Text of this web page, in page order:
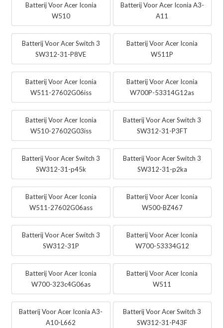
Batterij Voor Acer Iconia
W510
Batterij Voor Acer Iconia A3-
A11
Batterij Voor Acer Switch 3
SW312-31-P8VE
Batterij Voor Acer Iconia
W511P
Batterij Voor Acer Iconia
W511-27602G06iss
Batterij Voor Acer Iconia
W700P-53314G12as
Batterij Voor Acer Iconia
W510-27602G03iss
Batterij Voor Acer Switch 3
SW312-31-P3FT
Batterij Voor Acer Switch 3
SW312-31-p45k
Batterij Voor Acer Switch 3
SW312-31-p2ka
Batterij Voor Acer Iconia
W511-27602G06ass
Batterij Voor Acer Iconia
W500-BZ467
Batterij Voor Acer Switch 3
SW312-31P
Batterij Voor Acer Iconia
W700-53334G12
Batterij Voor Acer Iconia
W700-323c4G06as
Batterij Voor Acer Iconia
W511
Batterij Voor Acer Iconia A3-
A10-L662
Batterij Voor Acer Switch 3
SW312-31-P43F